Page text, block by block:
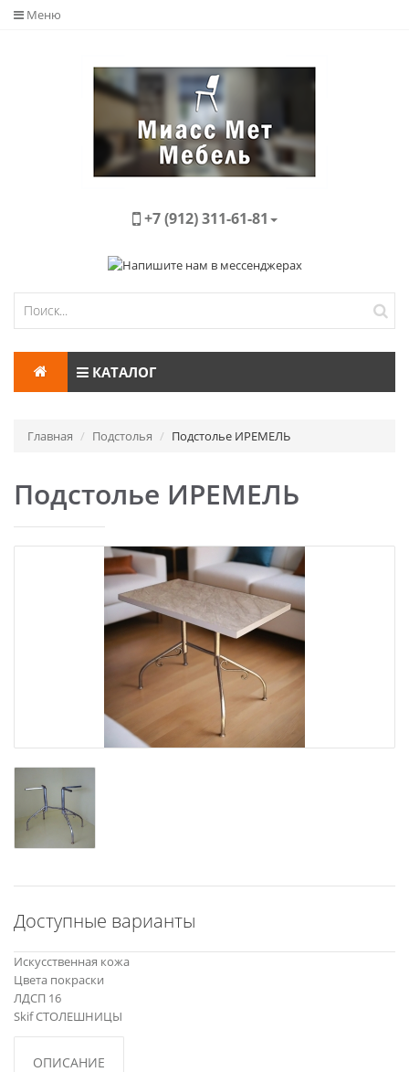
Меню
+7 (912) 311-61-81
КАТАЛОГ
Главная Подстолья Подстолье ИРЕМЕЛЬ
Подстолье ИРЕМЕЛЬ
Доступные варианты
Искусственная кожа
Цвета покраски
ЛДСП 16
Skif СТОЛЕШНИЦЫ
ОПИСАНИЕ